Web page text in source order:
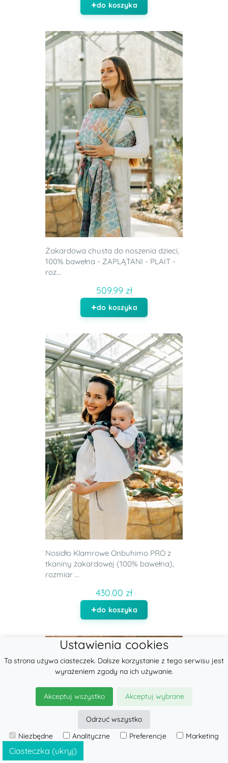
do koszyka
Żakardowa chusta do noszenia dzieci,
100% bawełna - ZAPLĄTANI - PLAIT -
roz...
509.99 zł
do koszyka
Nosidło Klamrowe Onbuhimo PRO z
tkaniny żakardowej (100% bawełna),
rozmiar ...
430.00 zł
do koszyka
Ciasteczka (ukryj)
Ustawienia cookies
Ta strona używa ciasteczek. Dalsze korzystanie z tego serwisu jest
wyrażeniem zgody na ich używanie.
Akceptuj wszystko Akceptuj wybrane
Odrzuć wszystko
Niezbędne
Analityczne Preferencje Marketing